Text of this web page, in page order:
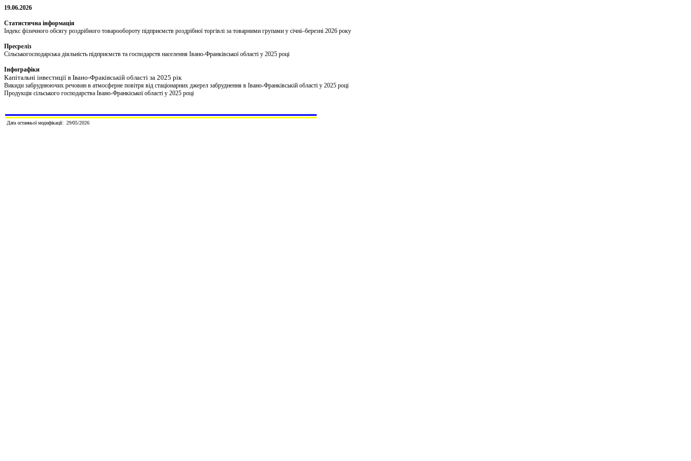
19.06.2026
Статистична інформація
Індекс фізичного обсягу роздрібного товарообороту підприємств роздрібної торгівлі за товарними групами у січні–березні 2026 року
Пресреліз
Сільськогосподарська діяльність підприємств та господарств населення Івано-Франківської області у 2025 році
Інфографіки
Капітальні інвестиції в Івано-Фраківській області за 2025 рік
Викиди забруднюючих речовин в атмосферне повітря від стаціонарних джерел забруднення в Івано-Франківській області у 2025 році
Продукція сільського господарства Івано-Франкіської області у 2025 році
Дата останньої модифікації: 29/05/2026